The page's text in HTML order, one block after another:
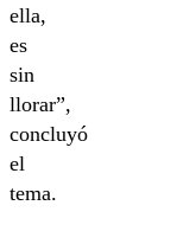
ella,
es
sin
llorar”,
concluyó
el
tema.